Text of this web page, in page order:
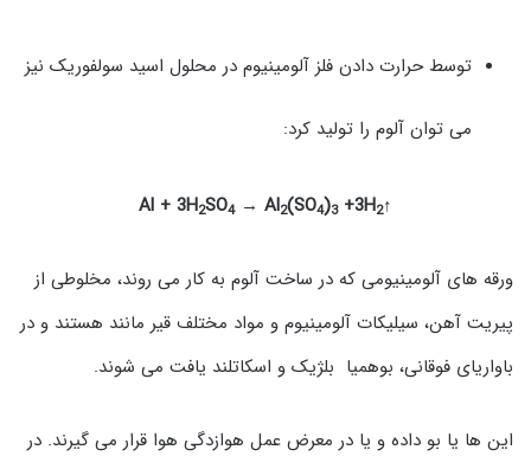
توسط حرارت دادن فلز آلومینیوم در محلول اسید سولفوریک نیز
می توان آلوم را تولید کرد:
↑Al + 3H
2SO4→ Al2(SO4)3+3H2
ورقه های آلومینیومی که در ساخت آلوم به کار می روند، مخلوطی از
پیریت آهن، سیلیکات آلومینیوم و مواد مختلف قیر مانند هستند و در
باواریای فوقانی، بوهمیا بلژیک و اسکاتلند یافت می شوند.
این ها یا بو داده و یا در معرض عمل هوازدگی هوا قرار می گیرند. در